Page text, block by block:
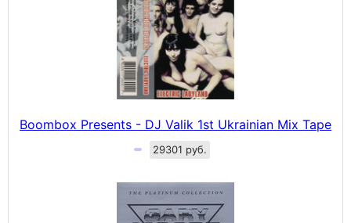
Boombox Presents - DJ Valik 1st Ukrainian Mix Tape
29301 руб.